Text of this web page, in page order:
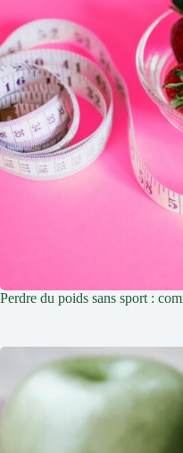
Perdre du poids sans sport :